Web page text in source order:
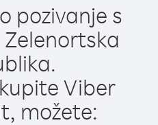
pozivanje s
Viber
možete: